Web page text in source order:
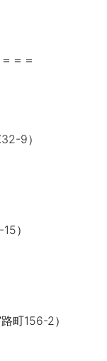
＝＝
9）
）
町156-2）